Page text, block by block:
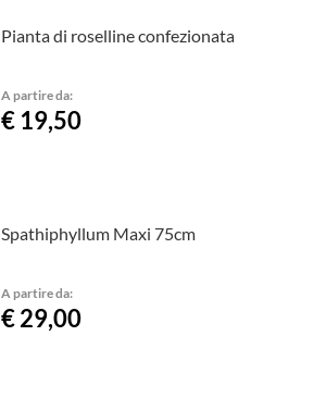
Pianta di roselline confezionata
A partire da:
€ 19,50
Spathiphyllum Maxi 75cm
A partire da:
€ 29,00